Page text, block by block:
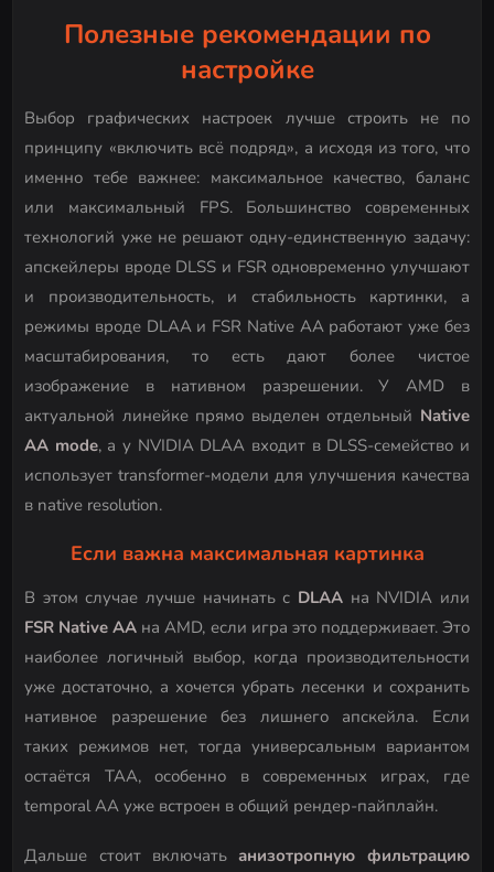
Полезные рекомендации по
настройке
Выбор графических настроек лучше строить не по
принципу «включить всё подряд», а исходя из того, что
именно тебе важнее: максимальное качество, баланс
или максимальный FPS. Большинство современных
технологий уже не решают одну-единственную задачу:
апскейлеры вроде DLSS и FSR одновременно улучшают
и производительность, и стабильность картинки, а
режимы вроде DLAA и FSR Native AA работают уже без
масштабирования, то есть дают более чистое
изображение в нативном разрешении. У AMD в
актуальной линейке прямо выделен отдельный Native
AA mode, а у NVIDIA DLAA входит в DLSS-семейство и
использует transformer-модели для улучшения качества
в native resolution.
Если важна максимальная картинка
В этом случае лучше начинать с DLAAна NVIDIA или
FSR Native AA на AMD, если игра это поддерживает. Это
наиболее логичный выбор, когда производительности
уже достаточно, а хочется убрать лесенки и сохранить
нативное разрешение без лишнего апскейла. Если
таких режимов нет, тогда универсальным вариантом
остаётся TAA, особенно в современных играх, где
temporal AA уже встроен в общий рендер-пайплайн.
Дальше стоит включатьанизотропную фильтрацию